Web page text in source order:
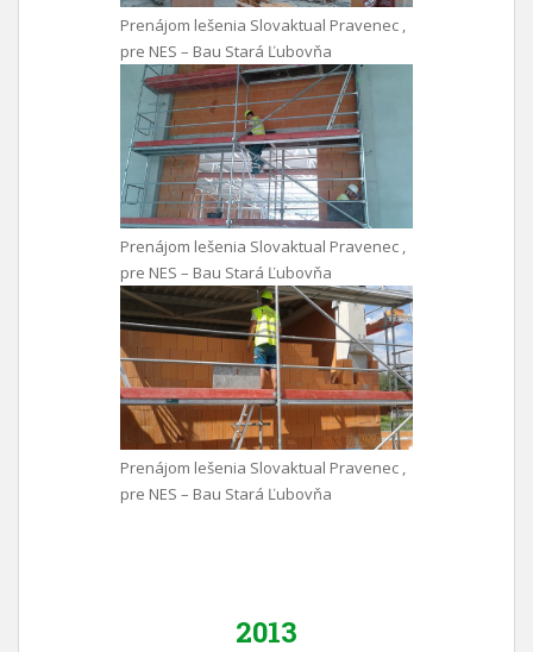
Prenájom lešenia Slovaktual Pravenec ,
pre NES – Bau Stará Ľubovňa
Prenájom lešenia Slovaktual Pravenec ,
pre NES – Bau Stará Ľubovňa
Prenájom lešenia Slovaktual Pravenec ,
pre NES – Bau Stará Ľubovňa
2013